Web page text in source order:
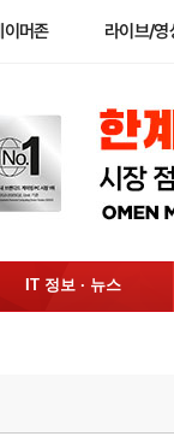
이머존 라이브/영
IT 정보 · 뉴스